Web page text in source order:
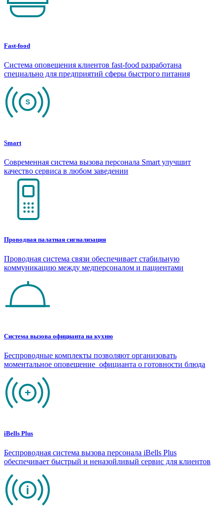
Fast-food
Система оповещения клиентов fast-food разработана
специально для предприятий сферы быстрого питания
Smart
Современная система вызова персонала Smart улучшит
качество сервиса в любом заведении
Проводная палатная сигнализация
Проводная система связи обеспечивает стабильную
коммуникацию между медперсоналом и пациентами
Система вызова официанта на кухню
Беспроводные комплекты позволяют организовать
моментальное оповещение официанта о готовности блюда
iBells Plus
Беспроводная система вызова персонала iBells Plus
обеспечивает быстрый и неназойливый сервис для клиентов